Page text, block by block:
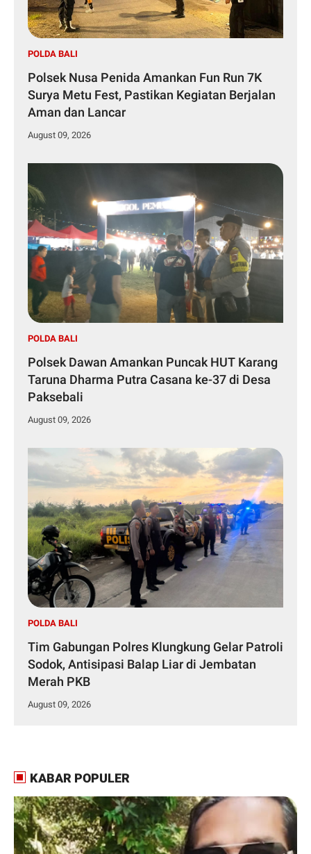
POLDA BALI
Polsek Nusa Penida Amankan Fun Run 7K
Surya Metu Fest, Pastikan Kegiatan Berjalan
Aman dan Lancar
August 09, 2026
POLDA BALI
Polsek Dawan Amankan Puncak HUT Karang
Taruna Dharma Putra Casana ke-37 di Desa
Paksebali
August 09, 2026
POLDA BALI
Tim Gabungan Polres Klungkung Gelar Patroli
Sodok, Antisipasi Balap Liar di Jembatan
Merah PKB
August 09, 2026
KABAR POPULER